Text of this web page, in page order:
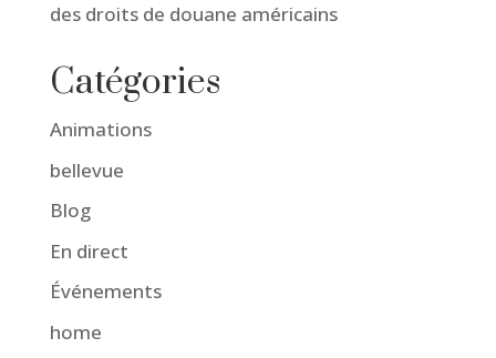
des droits de douane américains
Catégories
Animations
bellevue
Blog
En direct
Événements
home